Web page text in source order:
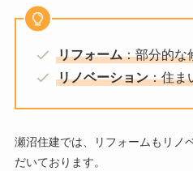
リフォーム：部分的な
リノベーション：住ま
瀬沼住建では、リフォームもリノ
だいております。